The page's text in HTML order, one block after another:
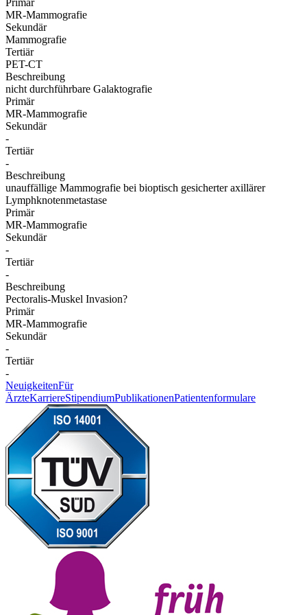
Primär
MR-Mammografie
Sekundär
Mammografie
Tertiär
PET-CT
Beschreibung
nicht durchführbare Galaktografie
Primär
MR-Mammografie
Sekundär
-
Tertiär
-
Beschreibung
unauffällige Mammografie bei bioptisch gesicherter axillärer
Lymphknotenmetastase
Primär
MR-Mammografie
Sekundär
-
Tertiär
-
Beschreibung
Pectoralis-Muskel Invasion?
Primär
MR-Mammografie
Sekundär
-
Tertiär
-
NeuigkeitenFür
ÄrzteKarriereStipendiumPublikationenPatientenformulare